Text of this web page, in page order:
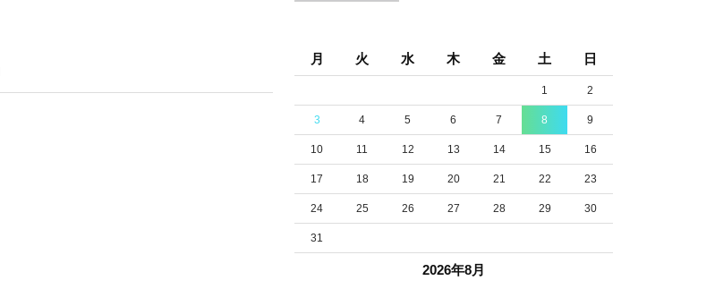
2026年8月
月 火 水 木 金 土 日
1 2
3 4 5 6 7 8 9
10 11 12 13 14 15 16
17 18 19 20 21 22 23
24 25 26 27 28 29 30
31